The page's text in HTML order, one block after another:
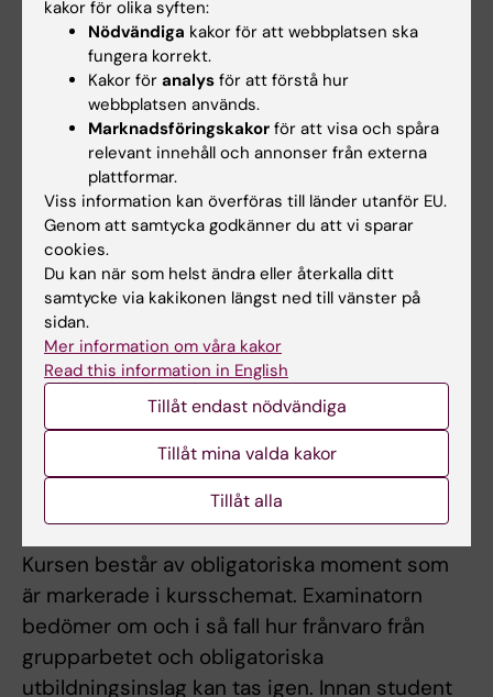
Student som ej är godkänd efter ordinarie
examinationstillfälle har rätt att delta vid
ytterligare fem examinationstillfällen. Om
studenten ej är godkänd efter fyra
provtillfällen uppmanas denna att uppsöka
studievägledaren. Om studenten genomfört
sex underkända tentamina/prov ges inte
något ytterligare examinationstillfälle. Som
examinationstillfälle räknas de gånger
studenten deltagit i ett och samma prov.
Inlämning av en blank tentamen betraktas
som en tentamen. Försenad inlämning räknas
som icke deltagade vid examinationstillfället
Examinationstillfälle till vilket studenten anmält
sig till men inte deltagit vid räknas som
examinationstillfälle.
Kursen består av obligatoriska moment som
är markerade i kursschemat. Examinatorn
bedömer om och i så fall hur frånvaro från
grupparbetet och obligatoriska
utbildningsinslag kan tas igen. Innan student
kakor för olika syften:
Nödvändiga kakor för att webbplatsen ska
fungera korrekt.
Kakor för analys för att förstå hur
webbplatsen används.
Marknadsföringskakor för att visa och spåra
relevant innehåll och annonser från externa
plattformar.
Viss information kan överföras till länder utanför EU.
Genom att samtycka godkänner du att vi sparar
cookies.
Du kan när som helst ändra eller återkalla ditt
samtycke via kakikonen längst ned till vänster på
sidan.
Mer information om våra kakor
Read this information in English
Tillåt endast nödvändiga
Tillåt mina valda kakor
Tillåt alla